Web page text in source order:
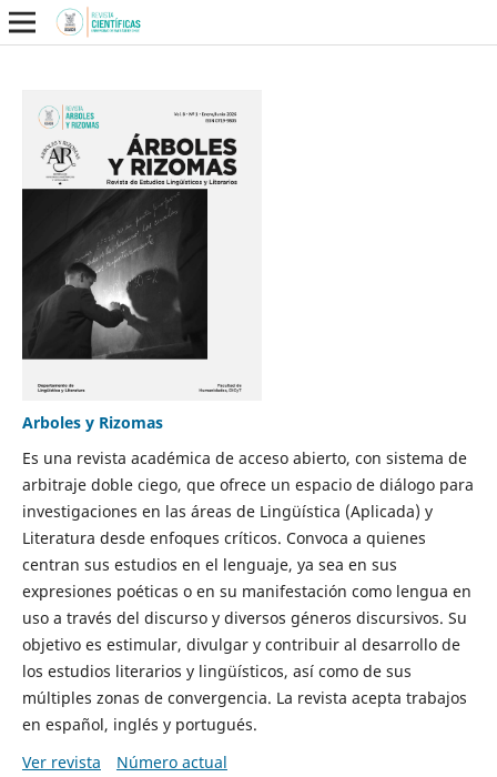
Arboles y Rizomas
Es una revista académica de acceso abierto, con sistema de
arbitraje doble ciego, que ofrece un espacio de diálogo para
investigaciones en las áreas de Lingüística (Aplicada) y
Literatura desde enfoques críticos. Convoca a quienes
centran sus estudios en el lenguaje, ya sea en sus
expresiones poéticas o en su manifestación como lengua en
uso a través del discurso y diversos géneros discursivos. Su
objetivo es estimular, divulgar y contribuir al desarrollo de
los estudios literarios y lingüísticos, así como de sus
múltiples zonas de convergencia. La revista acepta trabajos
en español, inglés y portugués.
Ver revista
Número actual